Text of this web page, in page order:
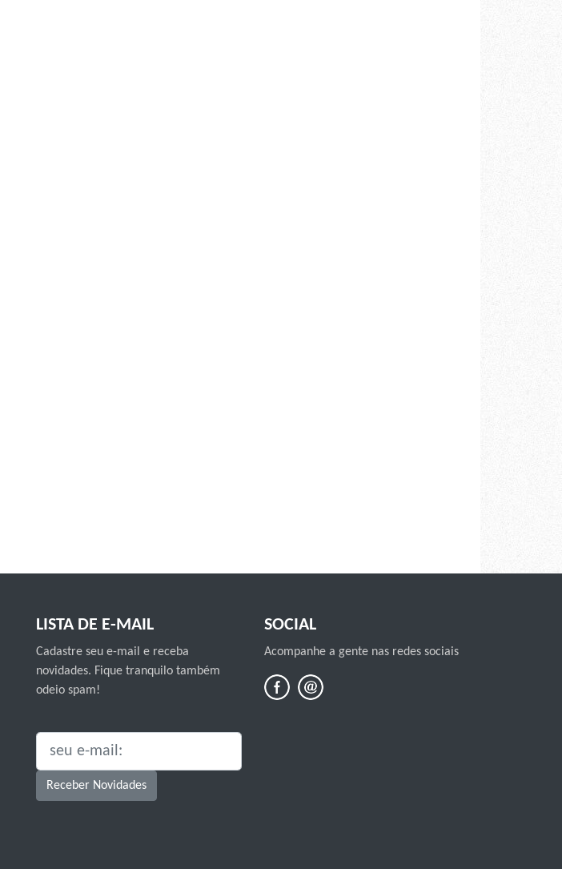
LISTA DE E-MAIL
Cadastre seu e-mail e receba
novidades. Fique tranquilo também
odeio spam!
SEU E-MAIL:
Receber Novidades
SOCIAL
Acompanhe a gente nas redes sociais